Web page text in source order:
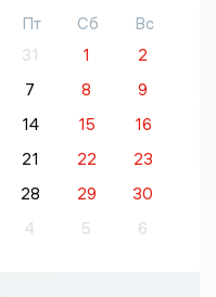
Пт Сб
Вс
31 1
2
7 8
9
14 15
16
21 22
23
28 29
30
4 5 6